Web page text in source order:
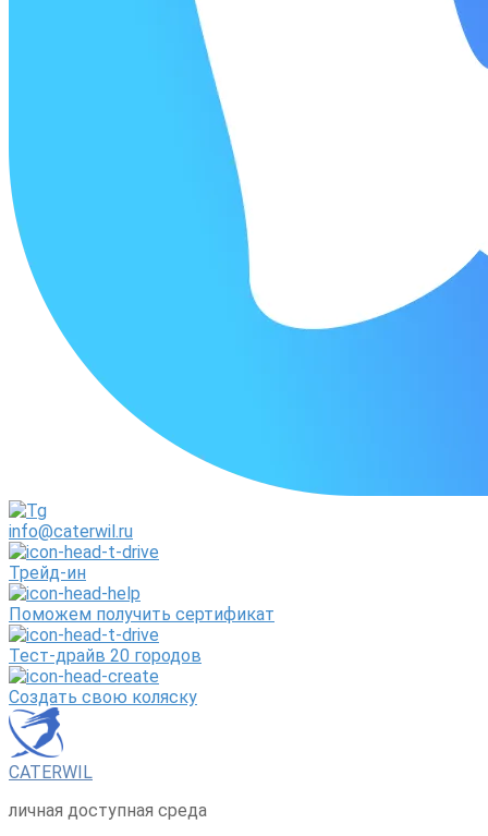
info@caterwil.ru
Трейд-ин
Поможем получить сертификат
Тест-драйв 20 городов
Создать свою коляску
CATERWIL
личная доступная среда